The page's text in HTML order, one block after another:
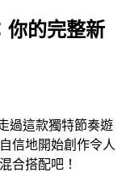
你的完整新
過這款獨特節奏遊
信地開始創作令人
合搭配吧！